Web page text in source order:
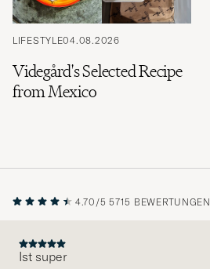
LIFESTYLE04.08.2026
Videgård's Selected Recipe
from Mexico
4.70/5 5715 BEWERTUNGEN
Ist super